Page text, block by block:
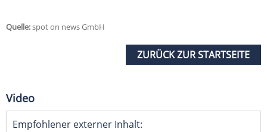
Quelle:spot on news GmbH
ZURÜCK ZUR STARTSEITE
Video
Empfohlener externer Inhalt: